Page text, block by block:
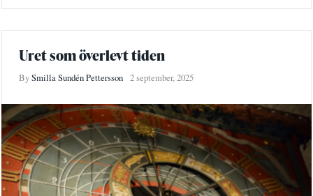
Uret som överlevt tiden
BySmilla Sundén Pettersson 2 september, 2025